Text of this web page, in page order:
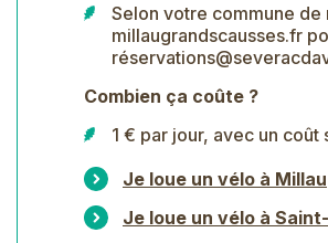
Selon votre commune
millaugrandscausses.fr
Combien ça coûte ?
1 € par jour, avec un
Je loue un vélo à Millau
Je loue un vélo à